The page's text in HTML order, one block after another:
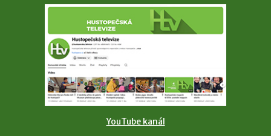
YouTube kanál